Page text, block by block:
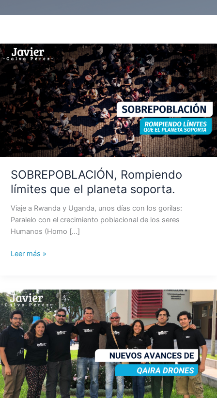
SOBREPOBLACIÓN, Rompiendo
límites que el planeta soporta.
Viaje a Rwanda y Uganda, unos días con los gorilas:
Paralelo con el crecimiento poblacional de los seres
Humanos (Homo […]
SOBREPOBLACIÓN,
Rompiendo
límites
que
el
planeta
soporta.
Leer más »
Nuevos
avances
de
qAIRaDrones